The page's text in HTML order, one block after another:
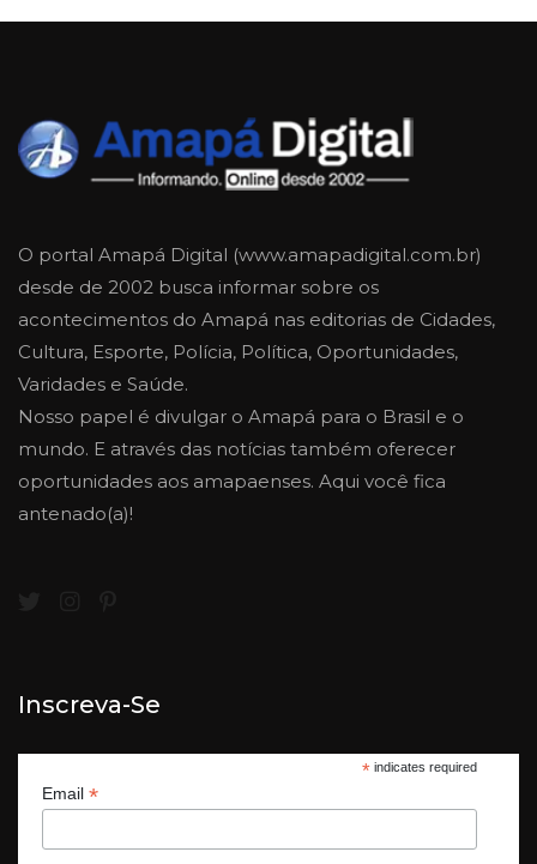
O portal Amapá Digital (www.amapadigital.com.br)
desde de 2002 busca informar sobre os
acontecimentos do Amapá nas editorias de Cidades,
Cultura, Esporte, Polícia, Política, Oportunidades,
Varidades e Saúde.
Nosso papel é divulgar o Amapá para o Brasil e o
mundo. E através das notícias também oferecer
oportunidades aos amapaenses. Aqui você fica
antenado(a)!
Inscreva-Se
*indicates required
Email *